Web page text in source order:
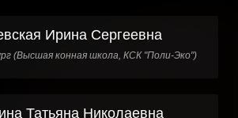
Ирина Сергеевна
(Высшая конная школа, КСК "Поли-Эко")
Татьяна Николаевна